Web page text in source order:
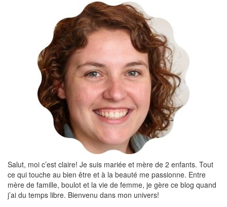
Salut, moi c’est claire! Je suis mariée et mère de 2 enfants. Tout
ce qui touche au bien être et à la beauté me passionne. Entre
mère de famille, boulot et la vie de femme, je gère ce blog quand
j’ai du temps libre. Bienvenu dans mon univers!